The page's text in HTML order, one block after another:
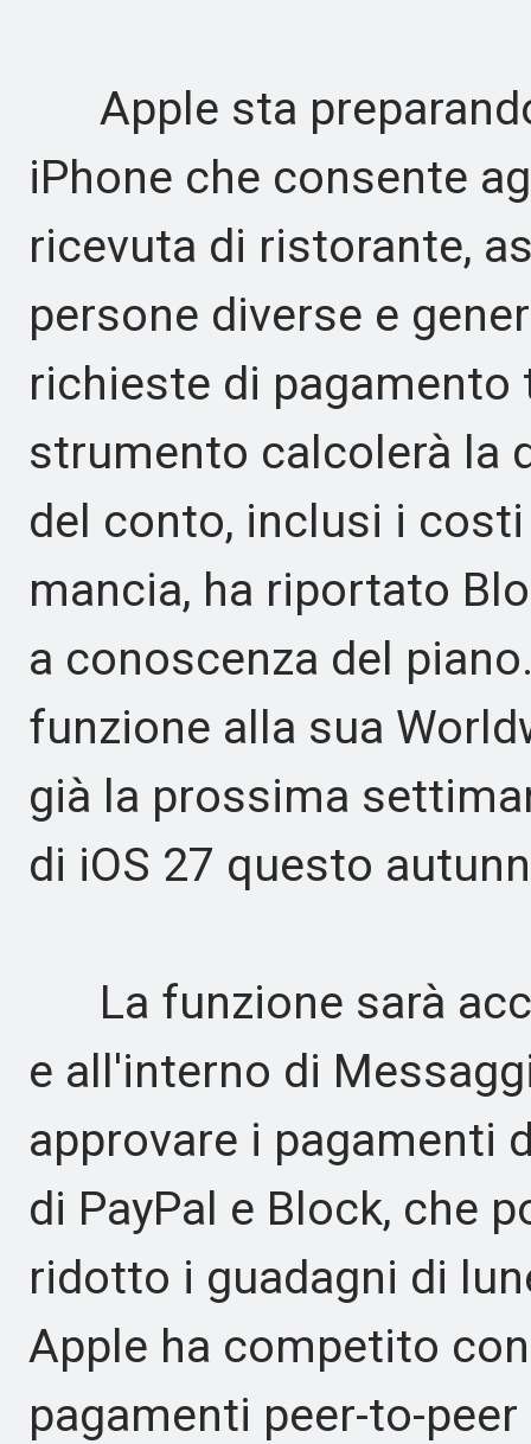
Apple sta
iPhone che consente
ricevuta di ristorante,
persone diverse e
richieste di pagamento
strumento calcolerà la
del conto, inclusi i
mancia, ha riportato
a conoscenza del
funzione alla sua
già la prossima
di iOS 27 questo
La funzione sarà
e all'interno di
approvare i pagamenti
di PayPal e Block, che
ridotto i guadagni di
Apple ha competito
pagamenti peer-to-